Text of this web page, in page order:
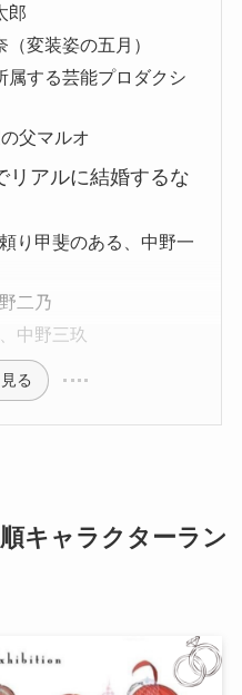
郎
変装姿の五月）
属する芸能プロダクシ
父マルオ
リアルに結婚するな
り甲斐のある、中野一
二乃
中野三玖
る
キャラクターラン